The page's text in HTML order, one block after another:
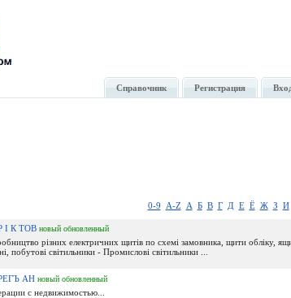
Справочник Регистрация
0-9 A-Z А Б В Г Д Е Ё Ж З И
I К ТОВ новый обновленный
різних електричних щитів по схемі замовника, щити обліку,
побутові світильники - Промислові світильники ...
АН новый обновленный
с недвижимостью...